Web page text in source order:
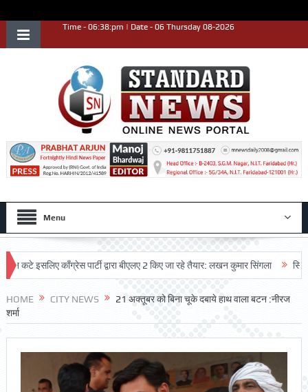
Time - 06:38:pm | Date - 06 Thursday 08-2026
Menu
काँग्रेस पार्टी द्वारा बीएलए 2 किए जा रहे तैयार: लखन कुमार सिंगला सिद्धपीठ
HOME CITY NEWS
21 अक्तूबर को बिना चूके दबाये हाथ वाला बटन :नीरज
शर्मा